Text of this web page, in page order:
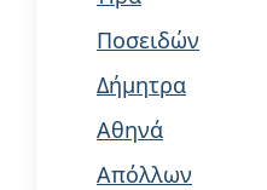
Ποσειδών
Δήμητρα
Αθηνά
Απόλλων